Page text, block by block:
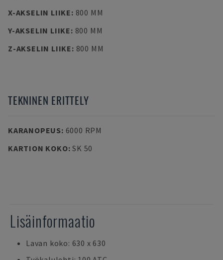
X-AKSELIN LIIKE: 800 MM
Y-AKSELIN LIIKE: 800 MM
Z-AKSELIN LIIKE: 800 MM
TEKNINEN ERITTELY
KARANOPEUS: 6000 RPM
KARTION KOKO:SK 50
Lisäinformaatio
Lavan koko: 630 x 630